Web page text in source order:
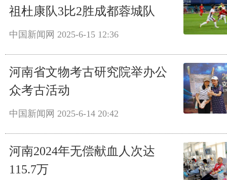
祖杜康队3比2胜成都蓉城队
中国新闻网 2025-6-15 12:36
河南省文物考古研究院举办公
众考古活动
中国新闻网 2025-6-14 20:42
河南2024年无偿献血人次达
115.7万